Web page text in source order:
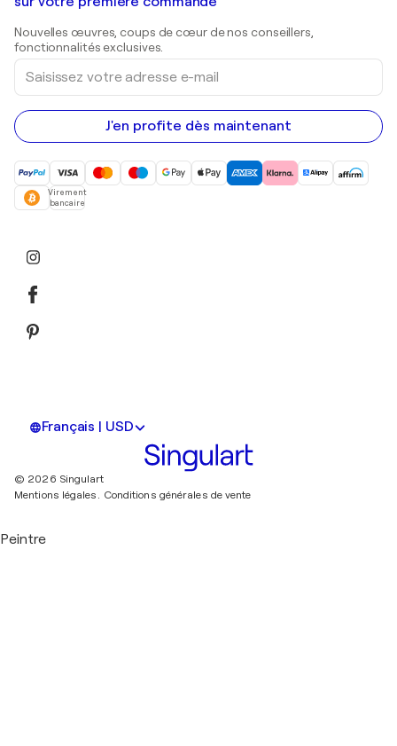
Estampes
Peintures acryliques
Nouvelles œuvres, coups de cœur de nos conseillers,
fonctionnalités exclusives.
Saisissez
votre
adresse
e-
mail
J'en profite dès maintenant
Virement
bancaire
Français | USD
© 2026 Singulart
Mentions légales. Conditions générales de vente
Peintre